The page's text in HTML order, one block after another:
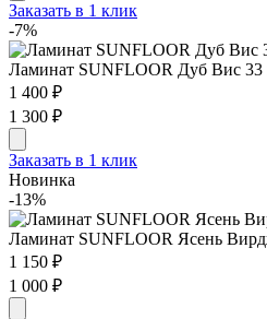
Заказать в 1 клик
-7%
Ламинат SUNFLOOR Дуб Вис 33
1 400 ₽
1 300 ₽
Заказать в 1 клик
Новинка
-13%
Ламинат SUNFLOOR Ясень
1 150 ₽
1 000 ₽